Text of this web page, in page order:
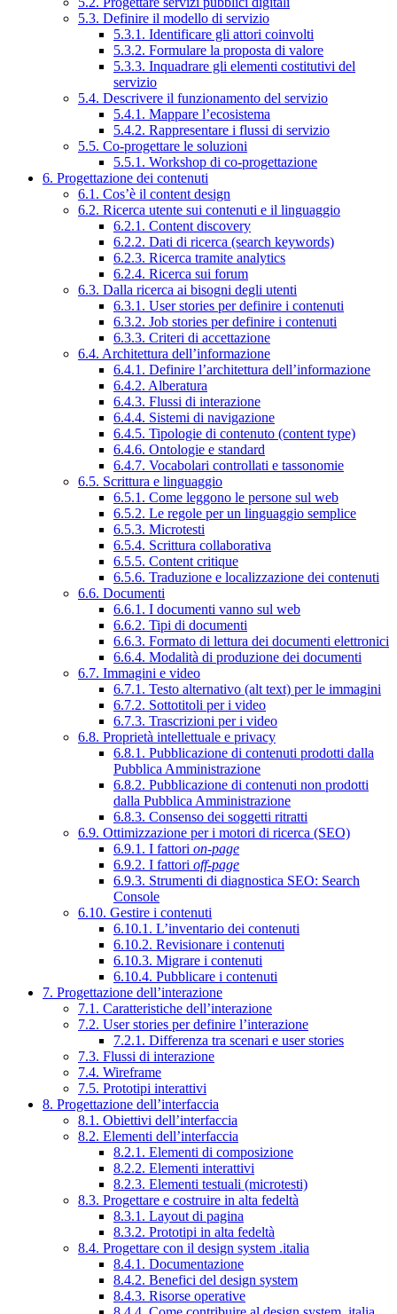
5.3. Definire il modello di servizio
5.3.1. Identificare gli attori coinvolti
5.3.2. Formulare la proposta di valore
5.3.3. Inquadrare gli elementi costitutivi del
servizio
5.4. Descrivere il funzionamento del servizio
5.4.1. Mappare l’ecosistema
5.4.2. Rappresentare i flussi di servizio
5.5. Co-progettare le soluzioni
5.5.1. Workshop di co-progettazione
6. Progettazione dei contenuti
6.1. Cos’è il content design
6.2. Ricerca utente sui contenuti e il linguaggio
6.2.1. Content discovery
6.2.2. Dati di ricerca (search keywords)
6.2.3. Ricerca tramite analytics
6.2.4. Ricerca sui forum
6.3. Dalla ricerca ai bisogni degli utenti
6.3.1. User stories per definire i contenuti
6.3.2. Job stories per definire i contenuti
6.3.3. Criteri di accettazione
6.4. Architettura dell’informazione
6.4.1. Definire l’architettura dell’informazione
6.4.2. Alberatura
6.4.3. Flussi di interazione
6.4.4. Sistemi di navigazione
6.4.5. Tipologie di contenuto (content type)
6.4.6. Ontologie e standard
6.4.7. Vocabolari controllati e tassonomie
6.5. Scrittura e linguaggio
6.5.1. Come leggono le persone sul web
6.5.2. Le regole per un linguaggio semplice
6.5.3. Microtesti
6.5.4. Scrittura collaborativa
6.5.5. Content critique
6.5.6. Traduzione e localizzazione dei contenuti
6.6. Documenti
6.6.1. I documenti vanno sul web
6.6.2. Tipi di documenti
6.6.3. Formato di lettura dei documenti elettronici
6.6.4. Modalità di produzione dei documenti
6.7. Immagini e video
6.7.1. Testo alternativo (alt text) per le immagini
6.7.2. Sottotitoli per i video
6.7.3. Trascrizioni per i video
6.8. Proprietà intellettuale e privacy
6.8.1. Pubblicazione di contenuti prodotti dalla
Pubblica Amministrazione
6.8.2. Pubblicazione di contenuti non prodotti
dalla Pubblica Amministrazione
6.8.3. Consenso dei soggetti ritratti
6.9. Ottimizzazione per i motori di ricerca (SEO)
6.9.1. I fattori on-page
6.9.2. I fattori off-page
6.9.3. Strumenti di diagnostica SEO: Search
Console
6.10. Gestire i contenuti
6.10.1. L’inventario dei contenuti
6.10.2. Revisionare i contenuti
6.10.3. Migrare i contenuti
6.10.4. Pubblicare i contenuti
7. Progettazione dell’interazione
7.1. Caratteristiche dell’interazione
7.2. User stories per definire l’interazione
7.2.1. Differenza tra scenari e user stories
7.3. Flussi di interazione
7.4. Wireframe
7.5. Prototipi interattivi
8. Progettazione dell’interfaccia
8.1. Obiettivi dell’interfaccia
8.2. Elementi dell’interfaccia
8.2.1. Elementi di composizione
8.2.2. Elementi interattivi
8.2.3. Elementi testuali (microtesti)
8.3. Progettare e costruire in alta fedeltà
8.3.1. Layout di pagina
8.3.2. Prototipi in alta fedeltà
8.4. Progettare con il design system .italia
8.4.1. Documentazione
8.4.2. Benefici del design system
8.4.3. Risorse operative